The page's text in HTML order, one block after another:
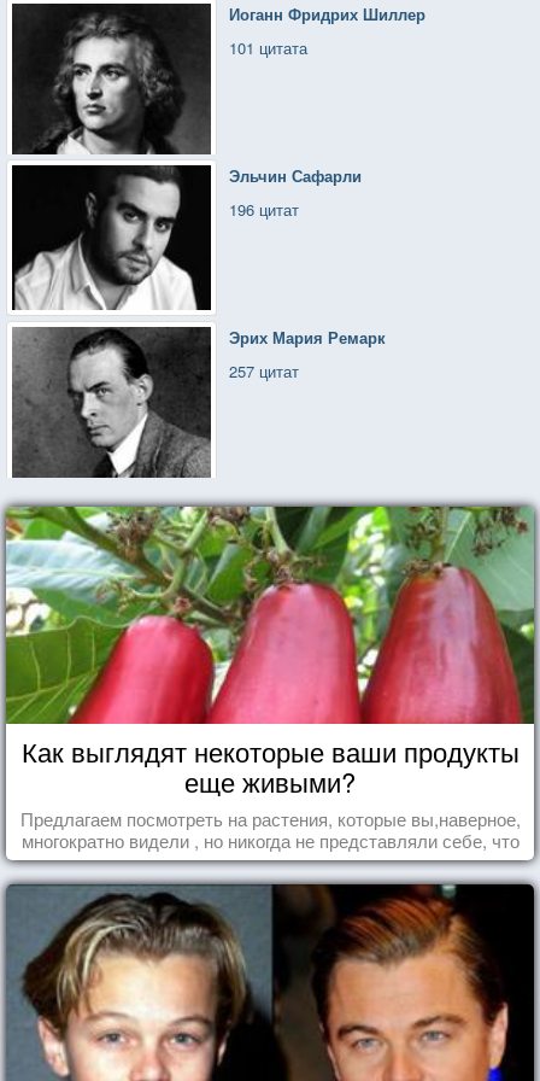
Иоганн Фридрих Шиллер
101 цитата
Эльчин Сафарли
196 цитат
Эрих Мария Ремарк
257 цитат
Как выглядят некоторые ваши продукты
еще живыми?
Предлагаем посмотреть на растения, которые вы,наверное,
многократно видели , но никогда не представляли себе, что
употребляете их в пищу.